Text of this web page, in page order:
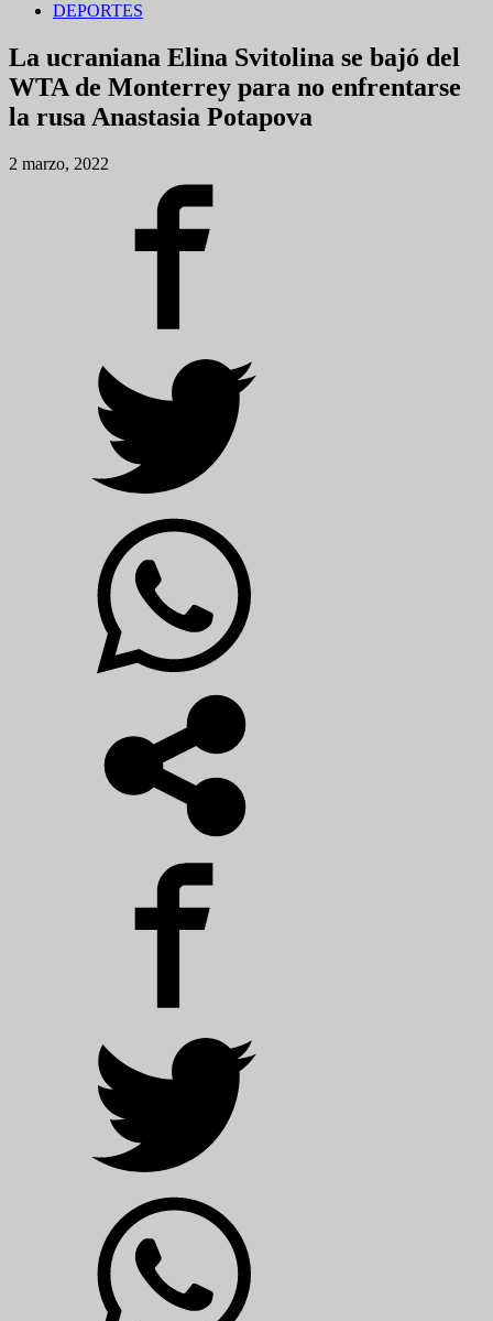
DEPORTES
La ucraniana Elina Svitolina se bajó del
WTA de Monterrey para no enfrentarse
la rusa Anastasia Potapova
2 marzo, 2022